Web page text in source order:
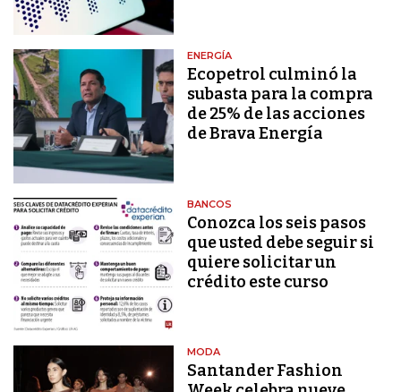
ENERGÍA
Ecopetrol culminó la
subasta para la compra
de 25% de las acciones
de Brava Energía
BANCOS
Conozca los seis pasos
que usted debe seguir si
quiere solicitar un
crédito este curso
MODA
Santander Fashion